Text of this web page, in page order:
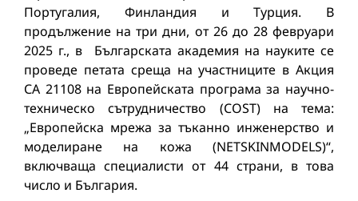
Португалия, Финландия и Турция. В
продължение на три дни, от 26 до 28 февруари
2025 г., в Българската академия на науките се
проведе петата среща на участниците в Акция
СА 21108 на Европейската програма за научно-
техническо сътрудничество (COST) на тема:
„Европейска мрежа за тъканно инженерство и
моделиране на кожа (NETSKINMODELS)“,
включваща специалисти от 44 страни, в това
число и България.